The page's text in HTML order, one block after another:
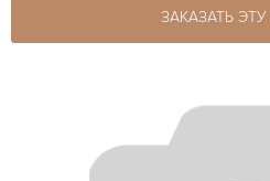
ЗАКАЗАТЬ